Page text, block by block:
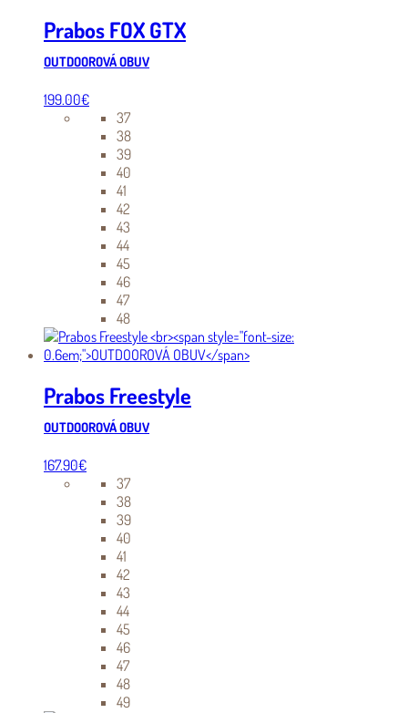
Prabos FOX GTX
OUTDOOROVÁ OBUV
199.00€
37
38
39
40
41
42
43
44
45
46
47
48
Prabos Freestyle
OUTDOOROVÁ OBUV
167.90€
37
38
39
40
41
42
43
44
45
46
47
48
49